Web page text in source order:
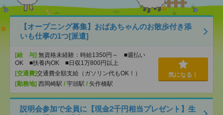
【オープニング募集】おばあちゃんのお散歩付き添
いも仕事の1つ[派遣]
[給 与] 無資格未経験：時給1350円～ ■週払い
OK ■扶養内OK ■日収1万800円以上
[交通費]交通費全額支給（ガソリン代もOK！）
[勤務地] 西岡崎駅 / 宇頭駅 / 矢作橋駅
気になる！
説明会参加で全員に【現金2千円相当プレゼント】生